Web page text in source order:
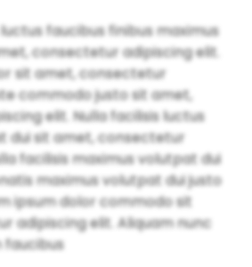
faucibus finibus maximus
consectetur adipiscing elit.
sit amet, consectetur
commodo justo sit amet,
elit. Nulla facilisis luctus
dui sit amet, consectetur
facilisis maximus volutpat dui
maximus volutpat dui justo
ipsum dolor commodo sit
adipiscing elit. Aliquam nunc
faucibus